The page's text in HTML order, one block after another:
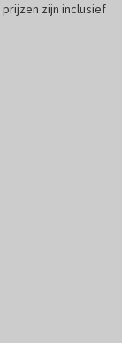
zijn inclusief